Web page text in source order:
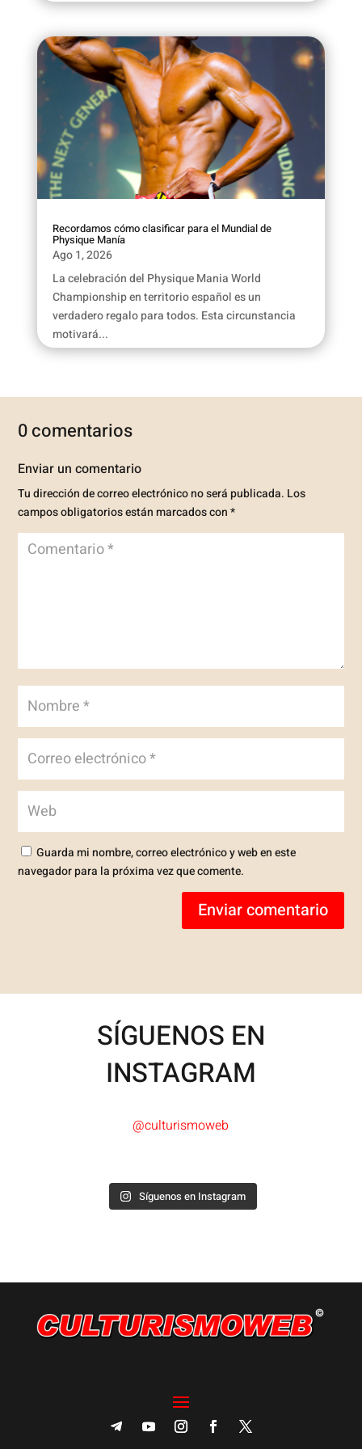
Recordamos cómo clasificar para el Mundial de
Physique Manía
Ago 1, 2026
La celebración del Physique Mania World
Championship en territorio español es un
verdadero regalo para todos. Esta circunstancia
motivará...
0 comentarios
Enviar un comentario
Tu dirección de correo electrónico no será publicada. Los
campos obligatorios están marcados con*
Guarda mi nombre, correo electrónico y web en este
navegador para la próxima vez que comente.
Enviar comentario
SÍGUENOS EN
INSTAGRAM
@culturismoweb
Síguenos en Instagram